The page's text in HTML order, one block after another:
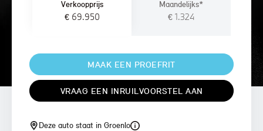
Verkoopprijs
€ 69.950
Maandelijks*
€ 1.324
MAAK EEN PROEFRIT
VRAAG EEN INRUILVOORSTEL AAN
Deze auto staat in Groenlo